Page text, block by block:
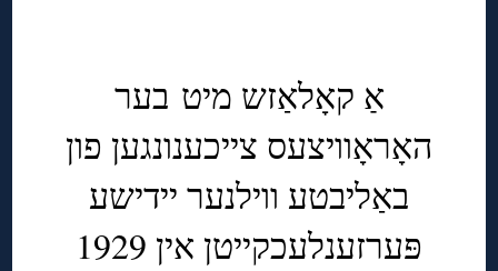
אַ קאָלאַזש מיט בער
האָראָוויצעס צייכענונגען פון
באַליבטע ווילנער יידישע
פּערזענלעכקייטן אין 1929